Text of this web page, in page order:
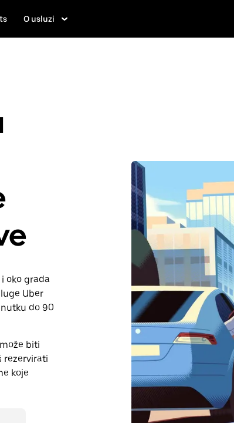
O usluzi
oko grada
Uber
do 90
biti
rezervirati
koje